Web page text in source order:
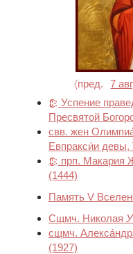
〈пред. 7
Успение
Пресвятой
свв. жен
Евпракси́и девы,
прп. Макария
(1444)
Память V
Сщмч. Николая
сщмч.
(1927)